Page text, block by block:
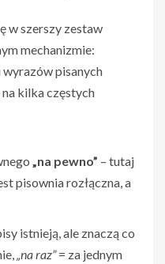
w szerszy zestaw
mechanizmie:
pisanych
kilka częstych
„na pewno” – tutaj
pisownia rozłączna, a
istnieją, ale znaczą co
„na raz”= za jednym